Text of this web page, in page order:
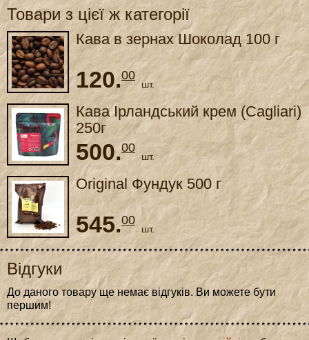
Товари з цієї ж категорії
Кава в зернах Шоколад 100 г
120.00
шт.
Кава Ірландський крем (Cagliari)
250г
500.00
шт.
Original Фундук 500 г
545.00
шт.
Відгуки
До даного товару ще немає відгуків. Ви можете бути
першим!